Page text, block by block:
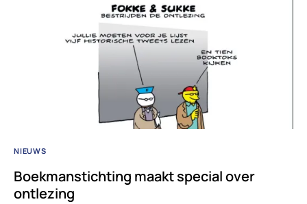
NIEUWS
Boekmanstichting maakt special over
ontlezing